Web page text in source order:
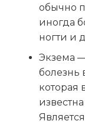
обычно
иногда
ногти и
Экзема
болезнь